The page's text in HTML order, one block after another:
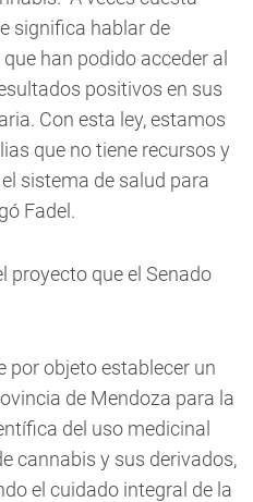
significa hablar de
han podido acceder al
positivos en sus
Con esta ley, estamos
que no tiene recursos y
sistema de salud para
Fadel.
proyecto que el Senado
por objeto establecer un
de Mendoza para la
del uso medicinal
cannabis y sus derivados,
el cuidado integral de la